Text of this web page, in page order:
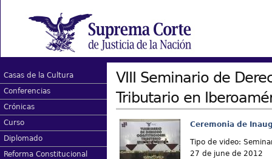
Casas de la Cultura
Conferencias
Crónicas
Curso
Diplomado
Reforma Constitucional
VIII Seminario de
Tributario en
Ceremonia de
Tipo de video:
27 de june de 2012